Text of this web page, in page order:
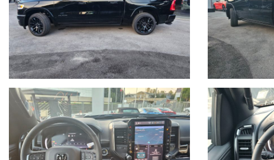
Altri accessori inclusi, di serie:
Pneumatici 285/45R22XL All Season TAR, Specchietti ripiegabili
in alluminio full size da 20" W1J, Specchietto retrovisore esterno
Panca posteriore reclinabile 60/40 CAK, Sedili anteriori ventilati
interattivo per passeggero anteriore RJA, impianto audio Harman
NAV W 14,4" UPW, Fari a LED posteriori dinamici LN1, Fari a
Sedile passeggero anteriore - Regolazione elettrica a 8 vie
Assist, Forward Collision Warning, Lane Keep Assist, Navigatore
e Cross Path Detection, Cruise control adattivo con funzione
ripiegabili elettricamente, vernice metallizzata, caricamento
Sono considerati ACCESSORI A PAGAMENTO e/o servizi da